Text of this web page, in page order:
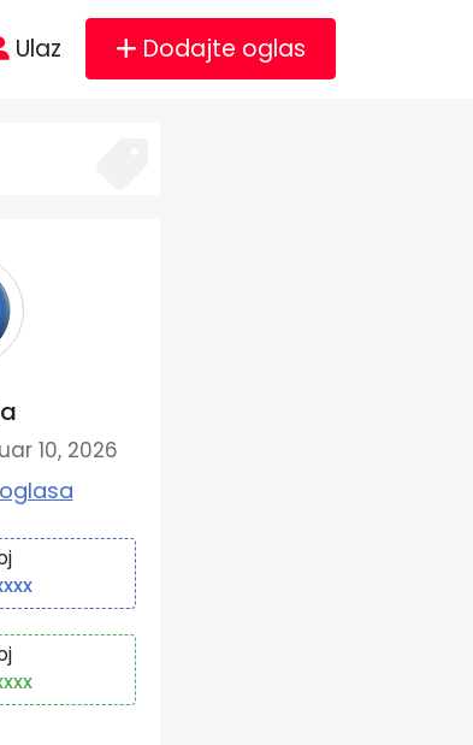
Ulaz Dodajte oglas
10, 2026